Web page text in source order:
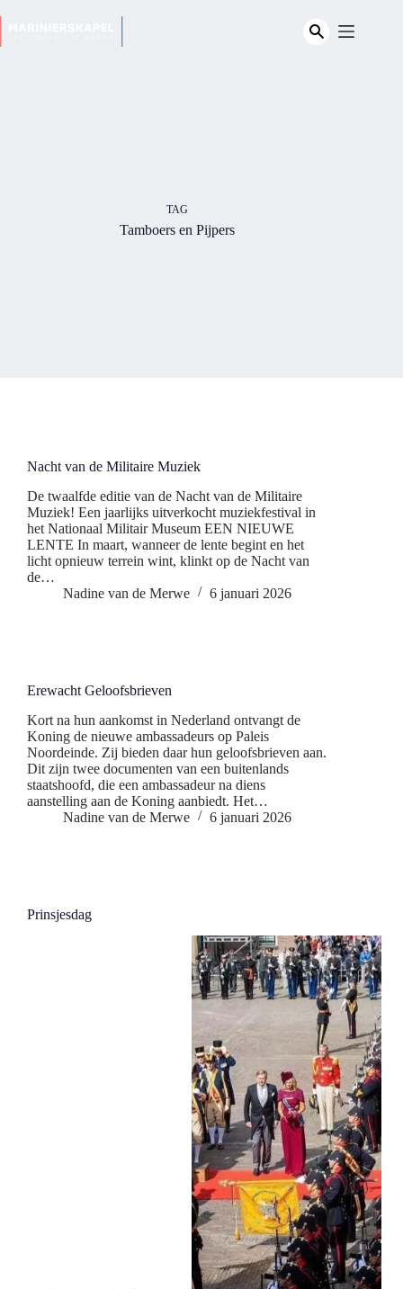
TAG
Tamboers en Pijpers
Nacht van de Militaire Muziek
De twaalfde editie van de Nacht van de Militaire
Muziek! Een jaarlijks uitverkocht muziekfestival in
het Nationaal Militair Museum EEN NIEUWE
LENTE In maart, wanneer de lente begint en het
licht opnieuw terrein wint, klinkt op de Nacht van
de…
Nadine van de Merwe
6 januari 2026
Erewacht Geloofsbrieven
Kort na hun aankomst in Nederland ontvangt de
Koning de nieuwe ambassadeurs op Paleis
Noordeinde. Zij bieden daar hun geloofsbrieven aan.
Dit zijn twee documenten van een buitenlands
staatshoofd, die een ambassadeur na diens
aanstelling aan de Koning aanbiedt. Het…
Nadine van de Merwe
6 januari 2026
Prinsjesdag